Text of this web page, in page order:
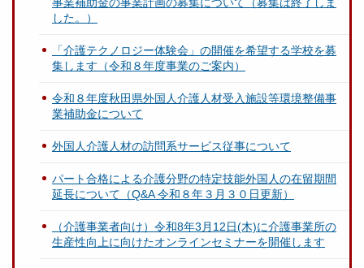
した。）
「介護テクノロジー体験会」の開催を希望する学校を募
集します（令和８年度事業のご案内）
令和８年度秋田県外国人介護人材受入施設等環境整備事
業補助金について
外国人介護人材の訪問系サービス従事について
パート合格による介護分野の特定技能外国人の在留期間
延長について（Q&A 令和８年３月３０日更新）
（介護事業者向け）令和8年3月12日(木)に介護事業所の
生産性向上に向けたオンラインセミナーを開催します